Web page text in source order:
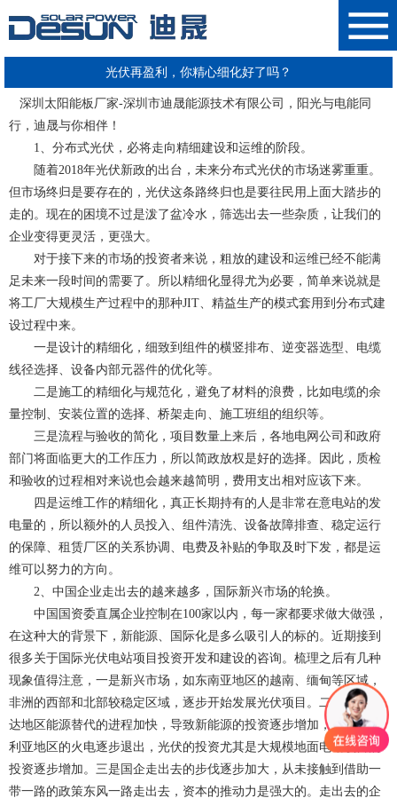
光伏再盈利，你精心细化好了吗？
深圳太阳能板厂家-深圳市迪晟能源技术有限公司 ， 阳光与电能同
行，迪晟与你相伴 ！
1、 分布式光伏，必将走向精细建设和运维的阶段。
随着2018年光伏新政的出台，未来分布式光伏的市场迷雾重重。
但市场终归是要存在的，光伏这条路终归也是要往民用上面大踏步的
走的。现在的困境不过是泼了盆冷水，筛选出去一些杂质， 让我们的
企业变得更灵活，更强大。
对于接下来的市场的投资者来说，粗放的建设和运维已经不能满
足未来一段时间的需要了。所以精细化显得尤为必要， 简单来说就是
将工厂大规模生产过程中的那种JIT、精益生产的模式套用到分布式建
设过程中来。
一是设计的精细化，细致到组件的横竖排布、逆变器选型、电缆
线径选择、设备内部元器件的优化等。
二是施工的精细化与规范化，避免了材料的浪费 ，比如电缆的余
量控制、安装位置的选择、桥架走向、施工班组的组织等。
三是流程与验收的简化，项目数量上来后 ，各地电网公司和政府
部门将面临更大的工作压力，所以简政放权是好的选择。因此，质检
和验收的过程相对来说也会越来越简明，费用支出相对应该下来。
四是运维工作的精细化，真正长期持有的人是非常在意电站的发
电量的 ，所以额外的人员投入、组件清洗、设备故障排查、稳定运行
的保障、租赁厂区的关系协调、电费及补贴的争取及时下发，都是运
维可以努力的方向。
2、中国企业走出去的越来越多，国际新兴市场的轮换。
中国国资委直属企业控制在100家以内，每一家都要求做大做强，
在这种大的背景下，新能源、国际化是多么吸引人的标的。近期接到
很多关于国际光伏电站项目投资开发和建设的咨询。梳理之后有几种
现象值得注意，一是新兴市场，如东南亚地区的越南、缅甸等区域，
非洲的西部和北部较稳定区域，逐步开始发展光伏项目。二是传统发
达地区能源替代的进程加快，导致新能源的投资逐步增加，比如澳大
利亚地区的火电逐步退出，光伏的投资尤其是大规模地面电站项目的
投资逐步增加。三是国企走出去的步伐逐步加大，从未接触到借助一
带一路的政策东风一路走出去，资本的推动力是强大的。走出去的企